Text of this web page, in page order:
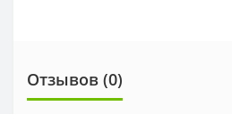
Отзывов (0)